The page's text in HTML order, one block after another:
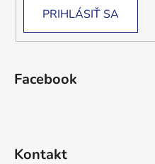
PRIHLÁSIŤ SA
Facebook
Kontakt